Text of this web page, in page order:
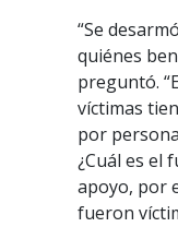
“Se
quiénes
preguntó.
víctimas
por
¿Cuál es el
apoyo, por
fueron